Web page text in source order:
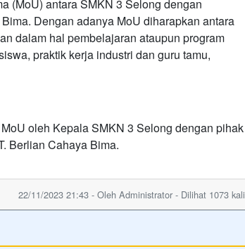
(MoU) antara SMKN 3 Selong dengan
Dengan adanya MoU diharapkan antara
dalam hal pembelajaran ataupun program
praktik kerja industri dan guru tamu,
oleh Kepala SMKN 3 Selong dengan pihak
Berlian Cahaya Bima.
22/11/2023 21:43 - Oleh Administrator - Dilihat 1073 kali